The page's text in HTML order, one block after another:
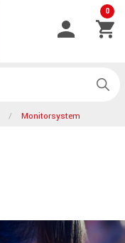
0
Monitorsystem